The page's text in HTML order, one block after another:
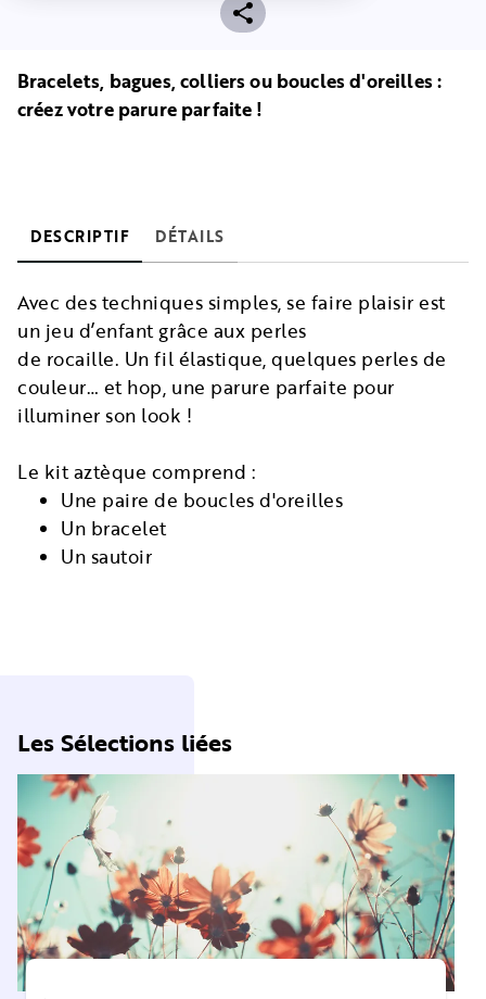
Bracelets, bagues, colliers ou boucles d'oreilles :
créez votre parure parfaite !
DESCRIPTIF DÉTAILS
Avec des techniques simples, se faire plaisir est
un jeu d’enfant grâce aux perles
de rocaille. Un fil élastique, quelques perles de
couleur… et hop, une parure parfaite pour
illuminer son look !
Le kit aztèque comprend :
Une paire de boucles d'oreilles
Un bracelet
Un sautoir
Les Sélections liées